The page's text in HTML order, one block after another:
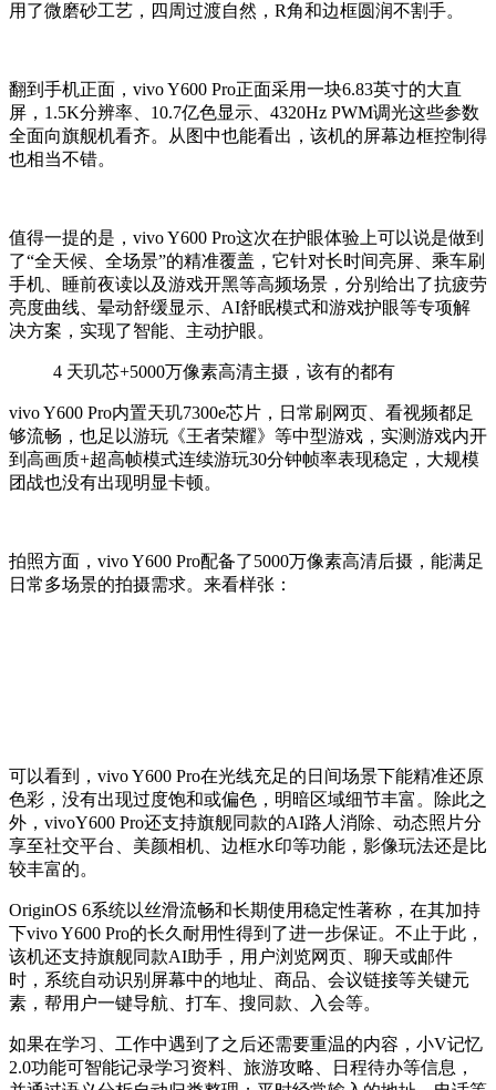
用了微磨砂工艺，四周过渡自然， R角和边框圆润不割手。
翻到手机正面， vivo Y600 Pro正面采用一块6.83英寸的大直
屏， 1.5K分辨率、 10.7亿色显示、 4320Hz PWM调光这些参数
全面向旗舰机看齐。从图中也能看出，该机的屏幕边框控制得
也相当不错。
值得一提的是， vivo Y600 Pro这次在护眼体验上可以说是做到
了“全天候、全场景”的精准覆盖，它针对长时间亮屏、乘车刷
手机、睡前夜读以及游戏开黑等高频场景，分别给出了抗疲劳
亮度曲线、晕动舒缓显示、 AI舒眠模式和游戏护眼等专项解
决方案，实现了智能、主动护眼。
4 天玑芯+5000万像素高清主摄，该有的都有
vivo Y600 Pro内置天玑7300e芯片，日常刷网页、看视频都足
够流畅，也足以游玩《王者荣耀》等中型游戏，实测游戏内开
到高画质+超高帧模式连续游玩30分钟帧率表现稳定，大规模
团战也没有出现明显卡顿。
拍照方面， vivo Y600 Pro配备了5000万像素高清后摄，能满足
日常多场景的拍摄需求。来看样张：
可以看到， vivo Y600 Pro在光线充足的日间场景下能精准还原
色彩，没有出现过度饱和或偏色，明暗区域细节丰富。除此之
外， vivoY600 Pro还支持旗舰同款的AI路人消除、动态照片分
享至社交平台、美颜相机、边框水印等功能，影像玩法还是比
较丰富的。
OriginOS 6系统以丝滑流畅和长期使用稳定性著称，在其加持
下vivo Y600 Pro的长久耐用性得到了进一步保证。不止于此，
该机还支持旗舰同款AI助手，用户浏览网页、聊天或邮件
时，系统自动识别屏幕中的地址、商品、会议链接等关键元
素，帮用户一键导航、打车、搜同款、入会等。
如果在学习、工作中遇到了之后还需要重温的内容，小V记忆
2.0功能可智能记录学习资料、旅游攻略、日程待办等信息，